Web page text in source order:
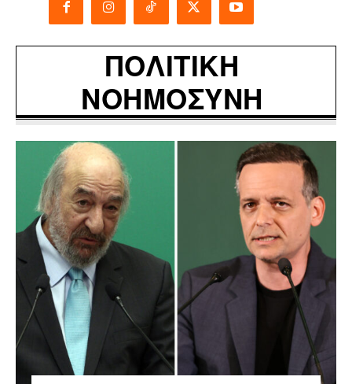
ΠΟΛΙΤΙΚΗ
ΝΟΗΜΟΣΥΝΗ